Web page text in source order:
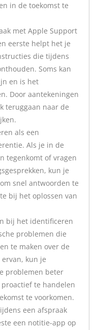
in de toekomst te
met Apple Support
eerste helpt het je
die tijdens
Soms kan
en is het
Door aantekeningen
teruggaan naar de
als een
Als je in de
tegenkomt of vragen
kun je
snel antwoorden te
bij het oplossen van
bij het identificeren
problemen die
te maken over de
kun je
problemen beter
te handelen
te voorkomen.
een afspraak
een notitie-app op